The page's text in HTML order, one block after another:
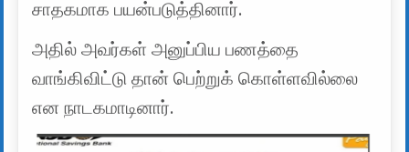
சாதகமாக பயன்படுத்தினார்.
அதில் அவர்கள் அனுப்பிய பணத்தை
வாங்கிவிட்டு தான் பெற்றுக் கொள்ளவில்லை
என நாடகமாடினார்.